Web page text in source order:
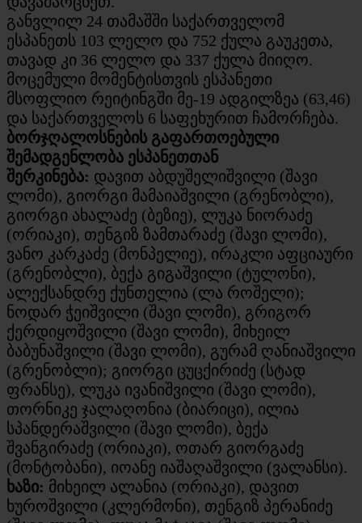
განვლილ 24 თამაშში საქართველომ
ესპანეთს 103 ლელო და 752 ქულა გაუკეთა,
თავად კი 36 ლელო და 337 ქულა მიიღო.
მოცემული მომენტისთვის ესპანეთი
მსოფლიო რეიტინგში მე-19 ადგილზეა (63,46)
და საქართველოს 6 საფეხურით ჩამორჩება.
ბორჯღალოსნების გაფართოებული
შემადგენლობა ესპანეთთან
შერკინება: დავით აბდუშელიშვილი (შავი
ლომი), გიორგი მამაიაშვილი (გრენობლი),
გიორგი ახალაძე (ბეზიე), ლუკა ნიორაძე
(ორიაკი), თენგიზ ზამთარაძე (შავი ლომი),
ვანო კარკაძე (მონპელიე), ირაკლი აფციაური
(გრენობლი), ბექა გიგაშვილი (ტულონი),
ალექსანდრე ქუნთელია (ლა როშელი);
ნოდარ ჭეიშვილი (შავი ლომი), გრიგორ
ქერდიყოშვილი (შავი ლომი), მიხეილ
ბაბუნაშვილი (შავი ლომი), გურამ ღანიაშვილი
(გრენობლი); გიორგი ცუცქირიძე (სტად
ფრანსე), ლუკა ივანიშვილი (შავი ლომი),
თორნიკე ჯალაღონია (ბიარიცი), ილია
სპანდერაშვილი (შავი ლომი), ბექა
შვანგირაძე (ორიაკი), ოთარ გიორგაძე
(მონტობანი), იოანე იაშაღაშვილი (ვალანსი).
ხაზი: მიხეილ ალანია (ორიაკი), დავით
ხუროშვილი (კლერმონი), თენგიზ პერანიძე